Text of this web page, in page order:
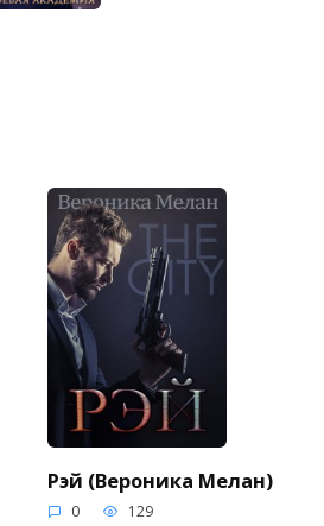
Рэй (Вероника Мелан)
0 129